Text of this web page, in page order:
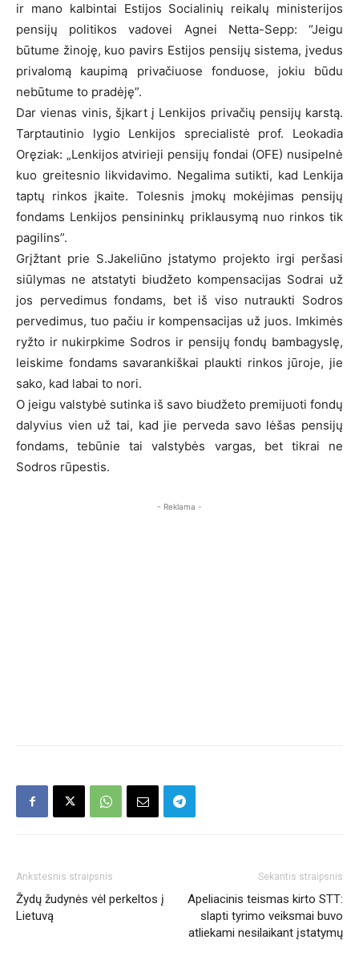
ir mano kalbintai Estijos Socialinių reikalų ministerijos
pensijų politikos vadovei Agnei Netta-Sepp: “Jeigu
būtume žinoję, kuo pavirs Estijos pensijų sistema, įvedus
privalomą kaupimą privačiuose fonduose, jokiu būdu
nebūtume to pradėję”.
Dar vienas vinis, šįkart į Lenkijos privačių pensijų karstą.
Tarptautinio lygio Lenkijos sprecialistė prof. Leokadia
Oręziak: „Lenkijos atvirieji pensijų fondai (OFE) nusipelnė
kuo greitesnio likvidavimo. Negalima sutikti, kad Lenkija
taptų rinkos įkaite. Tolesnis įmokų mokėjimas pensijų
fondams Lenkijos pensininkų priklausymą nuo rinkos tik
pagilins”.
Grįžtant prie S.Jakeliūno įstatymo projekto irgi peršasi
siūlymas ne atstatyti biudžeto kompensacijas Sodrai už
jos pervedimus fondams, bet iš viso nutraukti Sodros
pervedimus, tuo pačiu ir kompensacijas už juos. Imkimės
ryžto ir nukirpkime Sodros ir pensijų fondų bambagyslę,
leiskime fondams savarankiškai plaukti rinkos jūroje, jie
sako, kad labai to nori.
O jeigu valstybė sutinka iš savo biudžeto premijuoti fondų
dalyvius vien už tai, kad jie perveda savo lėšas pensijų
fondams, tebūnie tai valstybės vargas, bet tikrai ne
Sodros rūpestis.
- Reklama -
Ankstesnis straipsnis
Žydų žudynės vėl perkeltos į
Lietuvą
Sekantis straipsnis
Apeliacinis teismas kirto STT:
slapti tyrimo veiksmai buvo
atliekami nesilaikant įstatymų